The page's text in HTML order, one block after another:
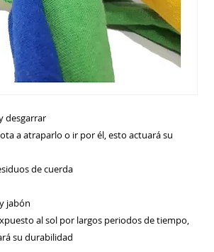
desgarrar
a atraparlo o ir por él, esto actuará su
de cuerda
jabón
al sol por largos periodos de tiempo,
su durabilidad